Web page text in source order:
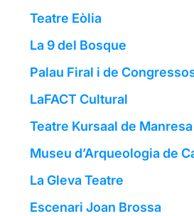
Teatre Eòlia
La 9 del Bosque
Palau Firal i de
LaFACT Cultural
Teatre Kursaal de Manresa
Museu d’Arqueologia de
La Gleva Teatre
Escenari Joan Brossa